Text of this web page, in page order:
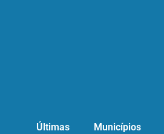
Últimas Municípios